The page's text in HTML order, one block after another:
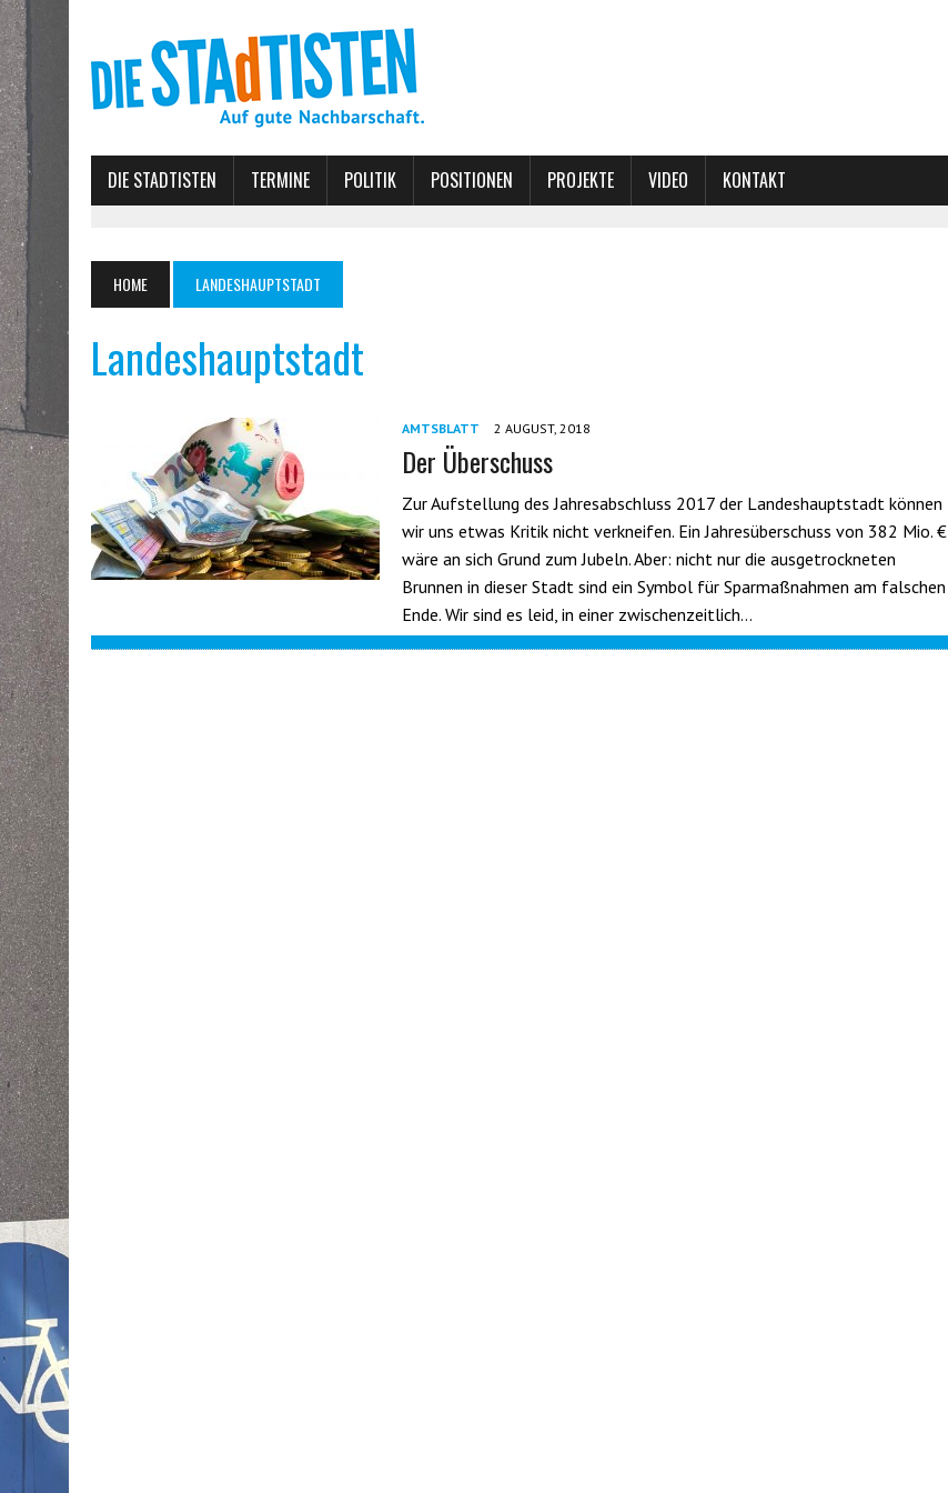
DIE STADTISTEN TERMINE POLITIK POSITIONEN PROJEKTE VIDEO KONTAKT
HOME LANDESHAUPTSTADT
Landeshauptstadt
AMTSBLATT 2 AUGUST, 2018
Der Überschuss
Zur Aufstellung des Jahresabschluss 2017 der Landeshauptstadt können
wir uns etwas Kritik nicht verkneifen. Ein Jahresüberschuss von 382 Mio. €
wäre an sich Grund zum Jubeln. Aber: nicht nur die ausgetrockneten
Brunnen in dieser Stadt sind ein Symbol für Sparmaßnahmen am falschen
Ende. Wir sind es leid, in einer zwischenzeitlich…